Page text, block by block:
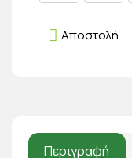
Αποστολή
Περιγραφή